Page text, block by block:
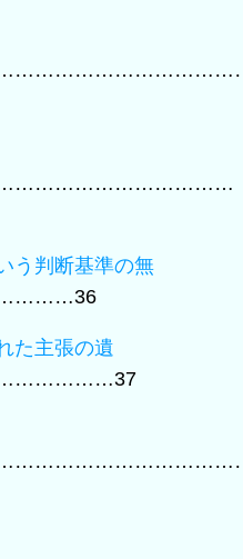
う判断基準の無
た主張の遺